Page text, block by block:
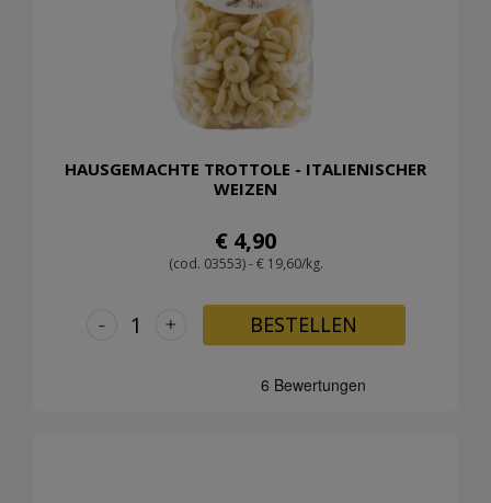
HAUSGEMACHTE TROTTOLE - ITALIENISCHER
WEIZEN
€ 4,90
(cod. 03553) - € 19,60/kg.
+
- BESTELLEN